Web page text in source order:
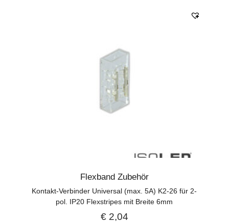
Flexband Zubehör
Kontakt-Verbinder Universal (max. 5A) K2-26 für 2-
pol. IP20 Flexstripes mit Breite 6mm
€2,04